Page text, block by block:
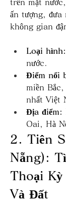
trên mặt
ấn tượng, đưa
không gian
Loại hình:
nước.
Điểm nổi
miền
nhất Việt
Địa điểm:
Oai, Hà
2. Tiên
Nẵng):
Thoại
Và Đất